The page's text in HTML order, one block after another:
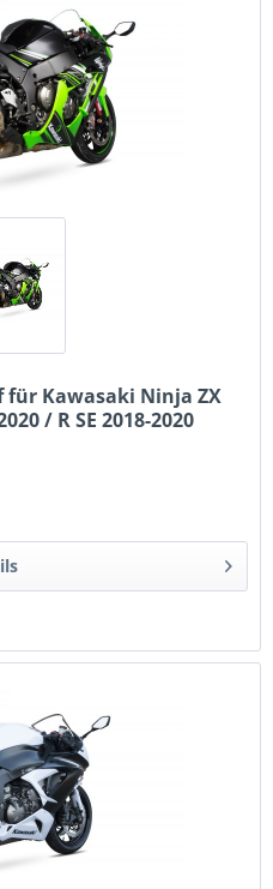
für Kawasaki Ninja ZX
/ R SE 2018-2020